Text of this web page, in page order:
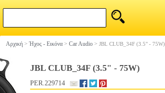
Αρχική >Ήχος - Εικόνα > Car Audio > JBL CLUB_34F (3.5" - 75W)
JBL CLUB_34F (3.5" - 75W)
PER.229714